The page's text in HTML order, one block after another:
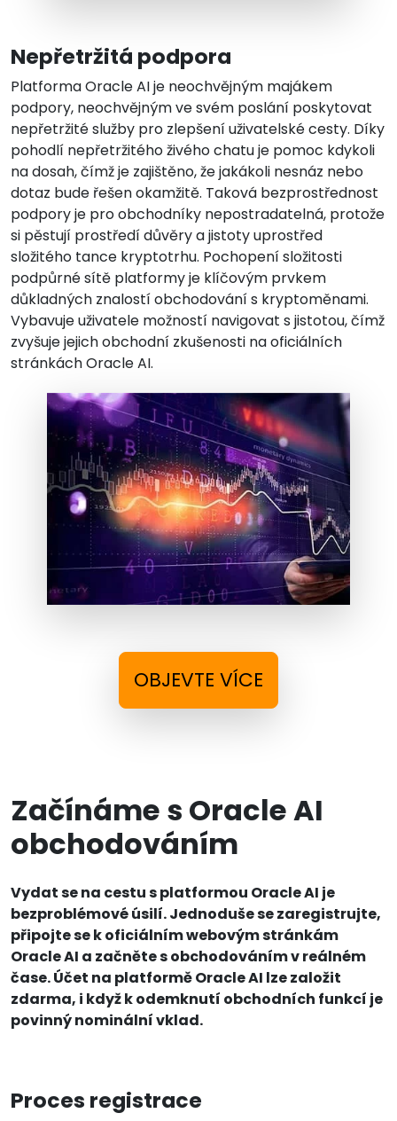
Nepřetržitá podpora
Platforma Oracle AI je neochvějným majákem
podpory, neochvějným ve svém poslání poskytovat
nepřetržité služby pro zlepšení uživatelské cesty. Díky
pohodlí nepřetržitého živého chatu je pomoc kdykoli
na dosah, čímž je zajištěno, že jakákoli nesnáz nebo
dotaz bude řešen okamžitě. Taková bezprostřednost
podpory je pro obchodníky nepostradatelná, protože
si pěstují prostředí důvěry a jistoty uprostřed
složitého tance kryptotrhu. Pochopení složitosti
podpůrné sítě platformy je klíčovým prvkem
důkladných znalostí obchodování s kryptoměnami.
Vybavuje uživatele možností navigovat s jistotou, čímž
zvyšuje jejich obchodní zkušenosti na oficiálních
stránkách Oracle AI.
OBJEVTE VÍCE
Začínáme s Oracle AI
obchodováním
Vydat se na cestu s platformou Oracle AI je
bezproblémové úsilí. Jednoduše se zaregistrujte,
připojte se k oficiálním webovým stránkám
Oracle AI a začněte s obchodováním v reálném
čase. Účet na platformě Oracle AI lze založit
zdarma, i když k odemknutí obchodních funkcí je
povinný nominální vklad.
Proces registrace